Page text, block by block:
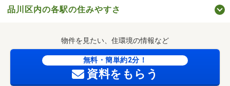
■区立荏原第一中学校（（徒歩15分/約1170m））
■不動前レディースクリニック（（徒歩3分/約230m））
■西五反田4丁目公園（（徒歩6分/約470m））
■谷山公園（（徒歩7分/約500m））
■目黒区美術館（（徒歩17分/約1360m））
品川区内の各駅の住みやすさ
物件を見たい、住環境の情報など
無料・簡単約2分！
資料をもらう